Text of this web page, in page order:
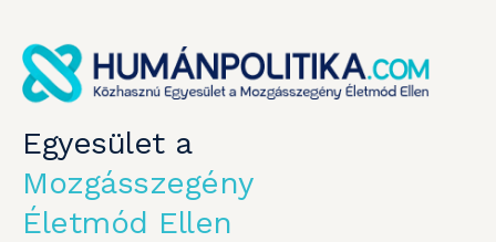
Egyesület a
Mozgásszegény
Életmód Ellen